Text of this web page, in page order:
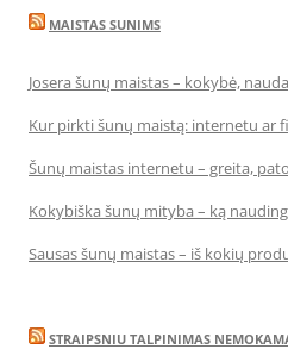
MAISTAS SUNIMS
Josera šunų maistas – kokybė,
Kur pirkti šunų maistą: internetu ar
Šunų maistas internetu – greita,
Kokybiška šunų mityba – ką
Sausas šunų maistas – iš kokių
STRAIPSNIU TALPINIMAS